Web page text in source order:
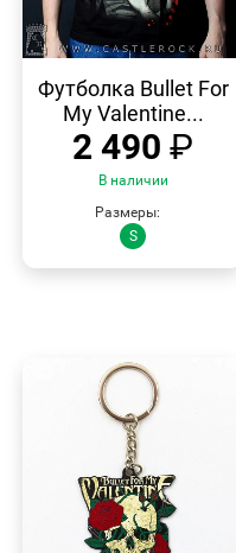
ПРОСМОТР
Футболка Bullet For
My Valentine...
2 490 ₽
В наличии
Размеры:
S